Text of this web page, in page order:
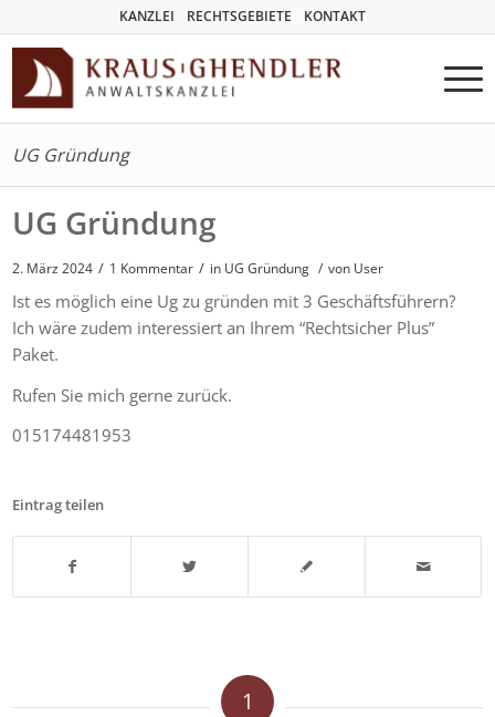
KANZLEI RECHTSGEBIETE KONTAKT
UG Gründung
UG Gründung
2. März 2024 / 1 Kommentar / in UG Gründung / von User
Ist es möglich eine Ug zu gründen mit 3 Geschäftsführern?
Ich wäre zudem interessiert an Ihrem “Rechtsicher Plus”
Paket.
Rufen Sie mich gerne zurück.
015174481953
Eintrag teilen
1